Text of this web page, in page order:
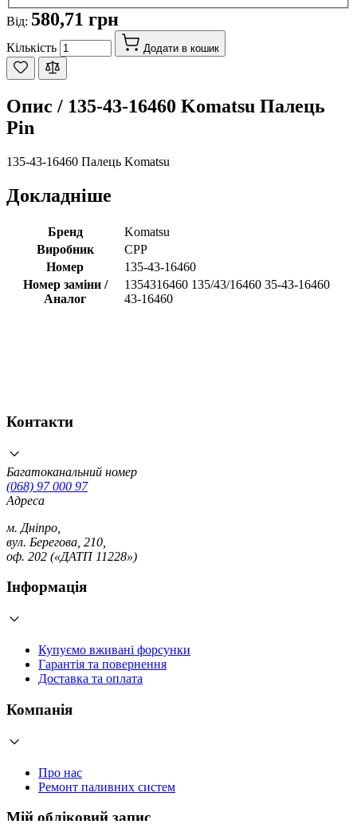
Від: 580,71 грн
Кількість Додати в кошик
Опис / 135-43-16460 Komatsu Палець
Pin
135-43-16460 Палець Komatsu
Докладніше
Бренд
Komatsu
Виробник
CPP
Номер
135-43-16460
Номер заміни /
Аналог
1354316460 135/43/16460 35-43-16460
43-16460
Контакти
Багатоканальний номер
(068) 97 000 97
Адреса
м. Дніпро,
вул. Берегова, 210,
оф. 202 («ДАТП 11228»)
Інформація
Купуємо вживані форсунки
Гарантія та повернення
Доставка та оплата
Компанія
Про нас
Ремонт паливних систем
Мій обліковий запис